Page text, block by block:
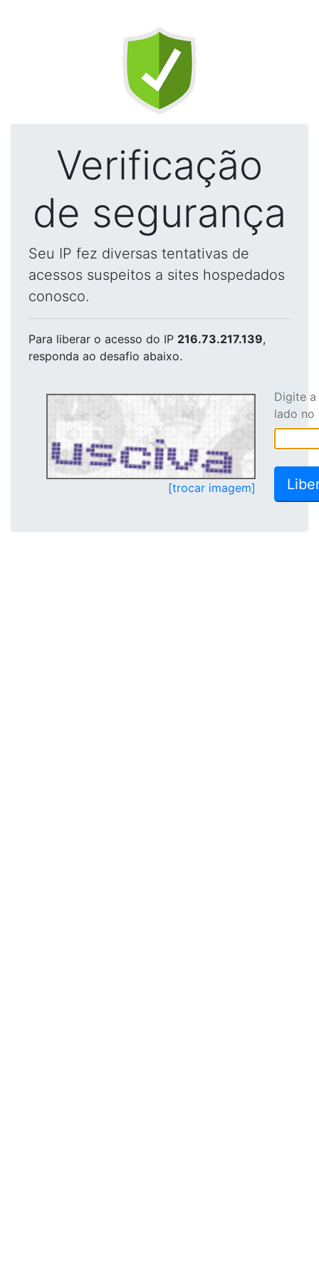
Verificação
de segurança
Seu IP fez diversas tentativas de
acessos suspeitos a sites hospedados
conosco.
Para liberar o acesso do IP 216.73.217.139,
responda ao desafio abaixo.
[trocar imagem]
Digite
lado no